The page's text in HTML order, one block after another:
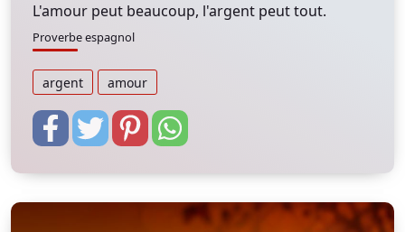
L'amour peut beaucoup, l'argent peut tout.
Proverbe espagnol
argent amour